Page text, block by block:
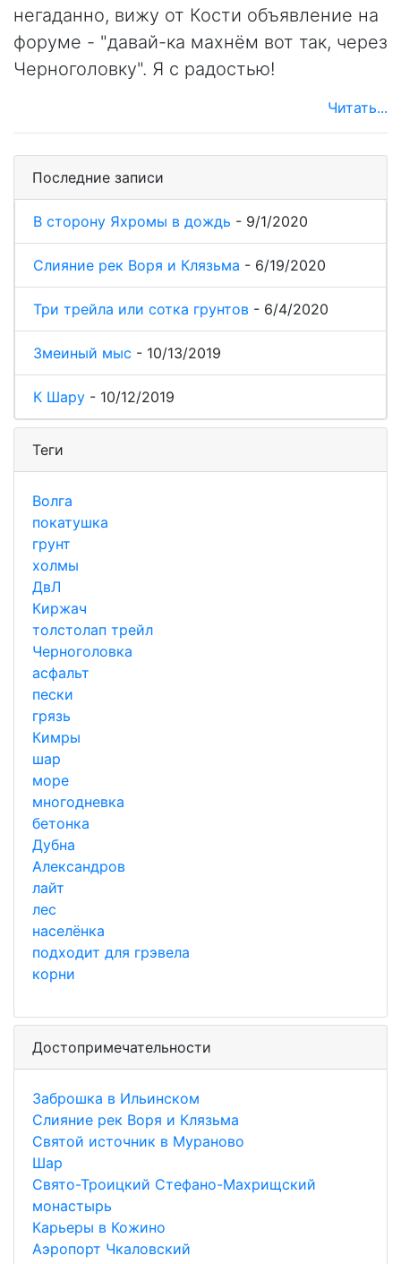
негаданно, вижу от Кости объявление на
форуме - "давай-ка махнём вот так, через
Черноголовку". Я с радостью!
Читать...
Последние записи
В сторону Яхромы в дождь - 9/1/2020
Слияние рек Воря и Клязьма - 6/19/2020
Три трейла или сотка грунтов - 6/4/2020
Змеиный мыс - 10/13/2019
К Шару - 10/12/2019
Теги
Волга
покатушка
грунт
холмы
ДвЛ
Киржач
толстолап трейл
Черноголовка
асфальт
пески
грязь
Кимры
шар
море
многодневка
бетонка
Дубна
Александров
лайт
лес
населёнка
подходит для грэвела
корни
Достопримечательности
Заброшка в Ильинском
Слияние рек Воря и Клязьма
Святой источник в Мураново
Шар
Свято-Троицкий Стефано-Махрищский
монастырь
Карьеры в Кожино
Аэропорт Чкаловский